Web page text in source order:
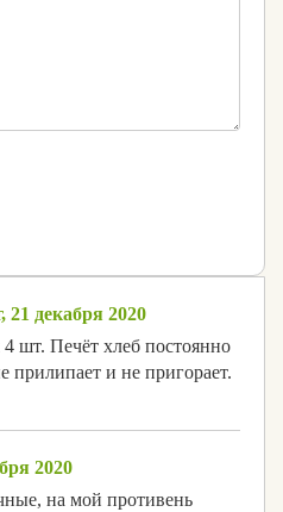
21 декабря 2020
шт. Печёт хлеб постоянно
прилипает и не пригорает.
2020
на мой противень